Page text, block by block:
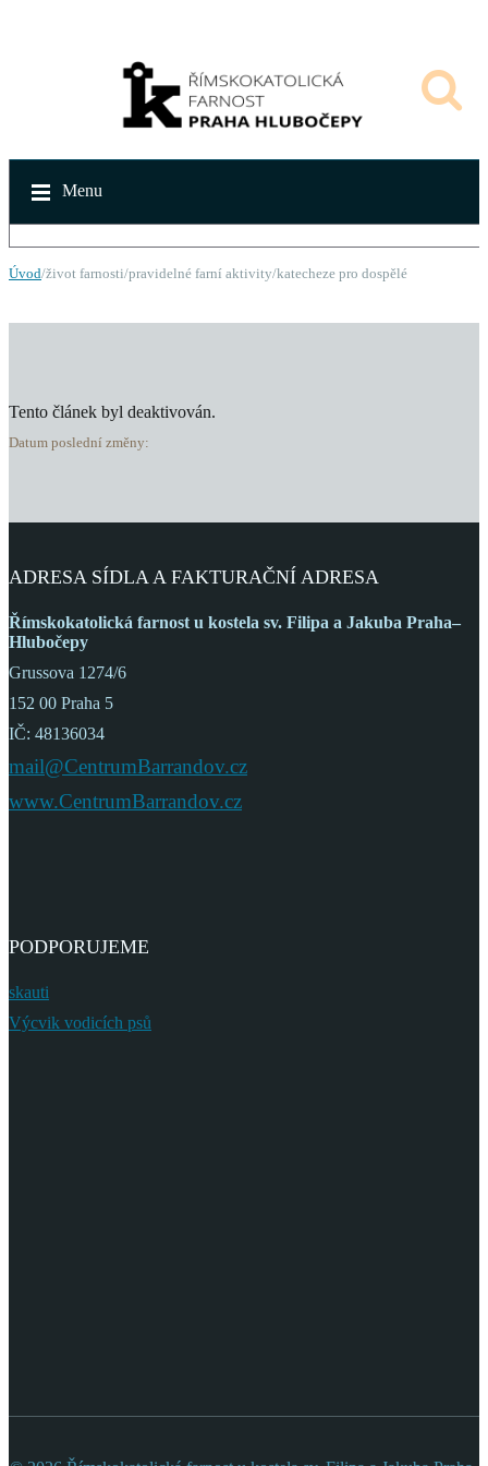
Menu
Úvod/život farnosti/pravidelné farní aktivity/katecheze pro dospělé
Tento článek byl deaktivován.
Datum poslední změny:
ADRESA SÍDLA A FAKTURAČNÍ ADRESA
Římskokatolická farnost u kostela sv. Filipa a Jakuba Praha–
Hlubočepy
Grussova 1274/6
152 00 Praha 5
IČ: 48136034
mail@CentrumBarrandov.cz
www.CentrumBarrandov.cz
PODPORUJEME
skauti
Výcvik vodicích psů